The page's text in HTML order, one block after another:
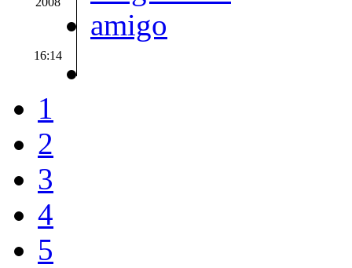
16:14
1
2
3
4
5